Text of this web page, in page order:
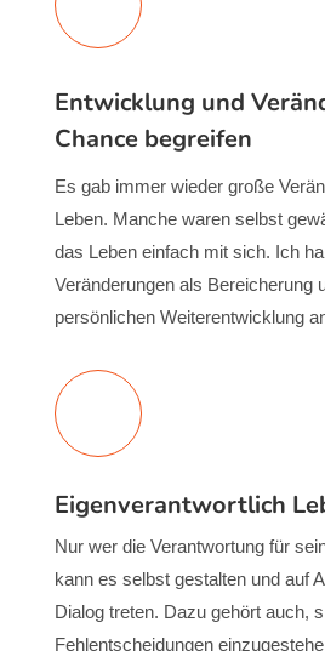
Entwicklung und
Chance begreifen
Es gab immer wieder große
Leben. Manche waren selbst
das Leben einfach mit sich. Ich
Veränderungen als Bereicherung
persönlichen Weiterentwicklung
Eigenverantwortlich
Nur wer die Verantwortung für
kann es selbst gestalten und auf
Dialog treten. Dazu gehört auch,
Fehlentscheidungen